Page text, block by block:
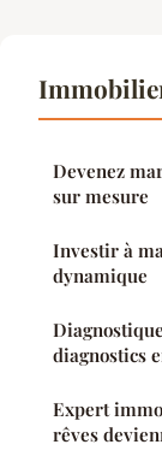
Devenez
sur mesure
Investir à
dynamique
diagnostics
Expert
rêves